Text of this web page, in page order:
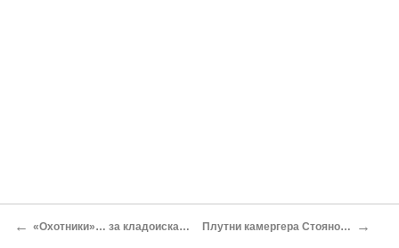
← «Охотники»… за кладоискателями Плутни камергера Стояновского →